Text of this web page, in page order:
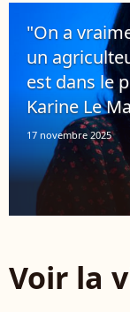
"On a
un
est dans le
Karine Le
17 novembre 2025
Voir la